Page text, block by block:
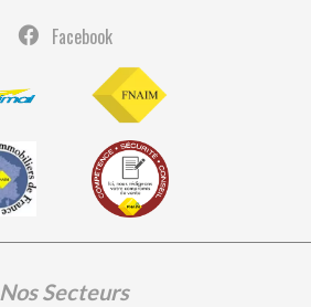
Facebook
Nos Secteurs